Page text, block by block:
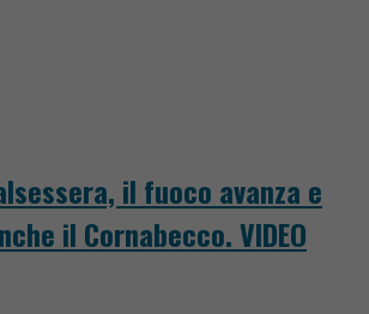
il fuoco avanza e
il Cornabecco. VIDEO